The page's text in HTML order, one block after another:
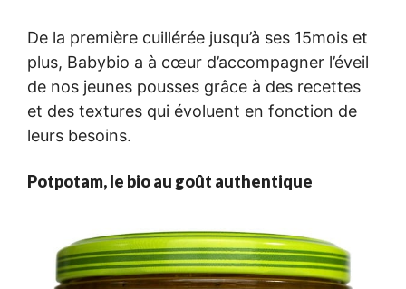
De la première cuillérée jusqu’à ses 15mois et
plus, Babybio a à cœur d’accompagner l’éveil
de nos jeunes pousses grâce à des recettes
et des textures qui évoluent en fonction de
leurs besoins.
Potpotam, le bio au goût authentique